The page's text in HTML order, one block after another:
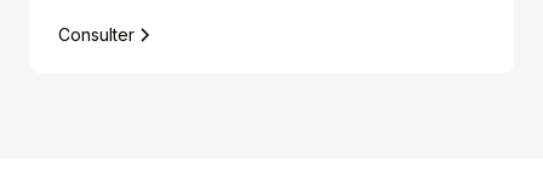
Consulter